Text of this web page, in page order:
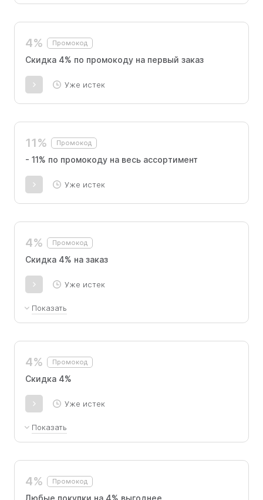
4% Промокод
Скидка 4% по промокоду на первый заказ
Уже истек
11% Промокод
- 11% по промокоду на весь ассортимент
Уже истек
4% Промокод
Скидка 4% на заказ
Уже истек
Показать
суммируется с другими акциями и
4% Промокод
​Скидка 4%
Уже истек
Показать
суммируется с другими акциями и
4% Промокод
Любые покупки на 4% выгоднее